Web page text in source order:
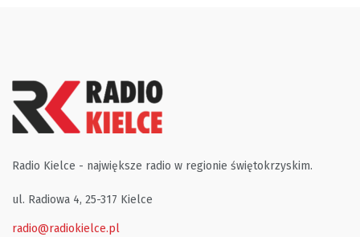
Radio Kielce - największe radio w regionie świętokrzyskim.
ul. Radiowa 4, 25-317 Kielce
radio@radiokielce.pl